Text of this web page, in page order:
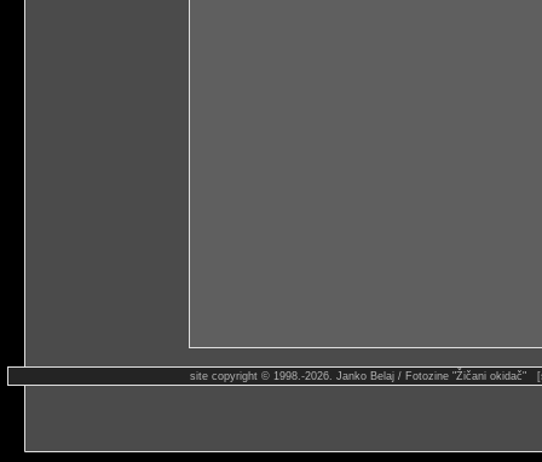
site copyright © 1998.-2026. Janko Belaj / Fotozine "Žičani okidač"